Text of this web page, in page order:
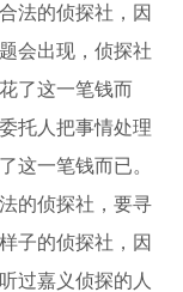
法的侦探社，因
会出现，侦探社
了这一笔钱而
托人把事情处理
这一笔钱而已。
的侦探社，要寻
子的侦探社，因
过嘉义侦探的人